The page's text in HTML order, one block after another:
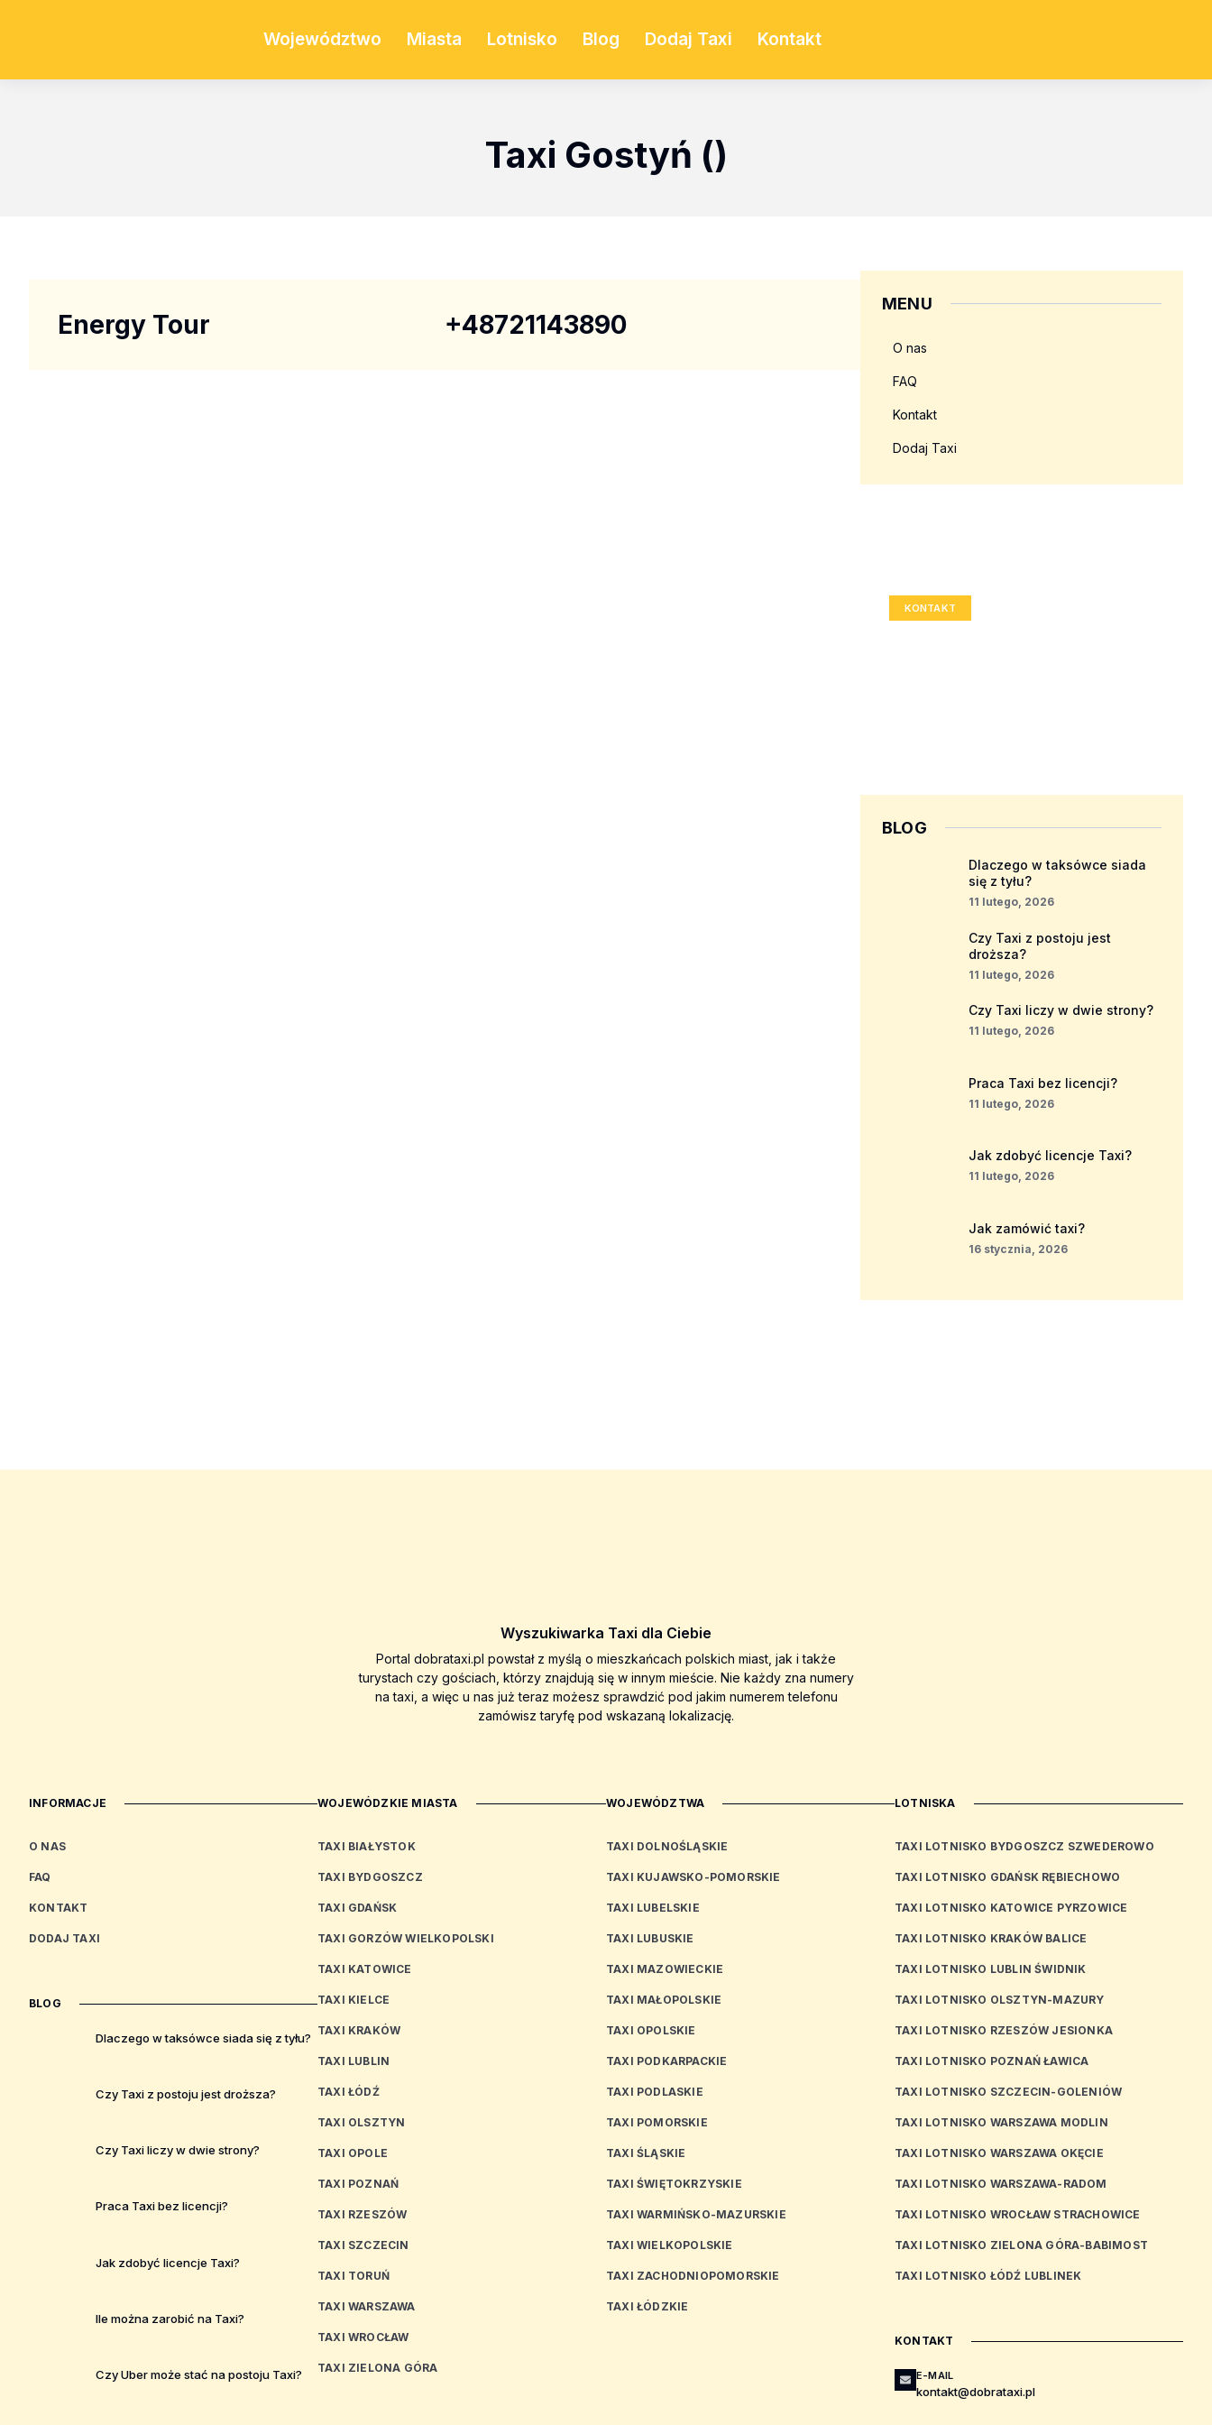
Województwo Miasta Lotnisko Blog Dodaj Taxi Kontakt
Taxi Gostyń ()
Energy Tour +48721143890
MENU
O nas
FAQ
Kontakt
Dodaj Taxi
KONTAKT
BLOG
Dlaczego w taksówce siada
się z tyłu?
11 lutego, 2026
Czy Taxi z postoju jest
droższa?
11 lutego, 2026
Czy Taxi liczy w dwie strony?
11 lutego, 2026
Praca Taxi bez licencji?
11 lutego, 2026
Jak zdobyć licencje Taxi?
11 lutego, 2026
Jak zamówić taxi?
16 stycznia, 2026
Wyszukiwarka Taxi dla Ciebie
Portal dobrataxi.pl powstał z myślą o mieszkańcach polskich miast, jak i także
turystach czy gościach, którzy znajdują się w innym mieście. Nie każdy zna numery
na taxi, a więc u nas już teraz możesz sprawdzić pod jakim numerem telefonu
zamówisz taryfę pod wskazaną lokalizację.
INFORMACJE
O NAS
FAQ
KONTAKT
DODAJ TAXI
BLOG
Dlaczego w taksówce siada się z tyłu?
Czy Taxi z postoju jest droższa?
Czy Taxi liczy w dwie strony?
Praca Taxi bez licencji?
Jak zdobyć licencje Taxi?
Ile można zarobić na Taxi?
Czy Uber może stać na postoju Taxi?
WOJEWÓDZKIE MIASTA
TAXI BIAŁYSTOK
TAXI BYDGOSZCZ
TAXI GDAŃSK
TAXI GORZÓW WIELKOPOLSKI
TAXI KATOWICE
TAXI KIELCE
TAXI KRAKÓW
TAXI LUBLIN
TAXI ŁÓDŹ
TAXI OLSZTYN
TAXI OPOLE
TAXI POZNAŃ
TAXI RZESZÓW
TAXI SZCZECIN
TAXI TORUŃ
TAXI WARSZAWA
TAXI WROCŁAW
TAXI ZIELONA GÓRA
WOJEWÓDZTWA
TAXI DOLNOŚLĄSKIE
TAXI KUJAWSKO-POMORSKIE
TAXI LUBELSKIE
TAXI LUBUSKIE
TAXI MAZOWIECKIE
TAXI MAŁOPOLSKIE
TAXI OPOLSKIE
TAXI PODKARPACKIE
TAXI PODLASKIE
TAXI POMORSKIE
TAXI ŚLĄSKIE
TAXI ŚWIĘTOKRZYSKIE
TAXI WARMIŃSKO-MAZURSKIE
TAXI WIELKOPOLSKIE
TAXI ZACHODNIOPOMORSKIE
TAXI ŁÓDZKIE
LOTNISKA
TAXI LOTNISKO BYDGOSZCZ SZWEDEROWO
TAXI LOTNISKO GDAŃSK RĘBIECHOWO
TAXI LOTNISKO KATOWICE PYRZOWICE
TAXI LOTNISKO KRAKÓW BALICE
TAXI LOTNISKO LUBLIN ŚWIDNIK
TAXI LOTNISKO OLSZTYN-MAZURY
TAXI LOTNISKO RZESZÓW JESIONKA
TAXI LOTNISKO POZNAŃ ŁAWICA
TAXI LOTNISKO SZCZECIN-GOLENIÓW
TAXI LOTNISKO WARSZAWA MODLIN
TAXI LOTNISKO WARSZAWA OKĘCIE
TAXI LOTNISKO WARSZAWA-RADOM
TAXI LOTNISKO WROCŁAW STRACHOWICE
TAXI LOTNISKO ZIELONA GÓRA-BABIMOST
TAXI LOTNISKO ŁÓDŹ LUBLINEK
KONTAKT
E-MAIL
kontakt@dobrataxi.pl